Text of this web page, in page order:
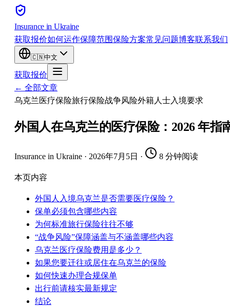
Insurance in Ukraine
获取报价如何运作保障范围保险方案常见问题博客联系我们
🇨🇳中文
获取报价
← 全部文章
乌克兰医疗保险旅行保险战争风险外籍人士入境要求
外国人在乌克兰的医疗保险：2026 年指
Insurance in Ukraine · 2026年7月5日 · 8 分钟阅读
本页内容
外国人入境乌克兰是否需要医疗保险？
保单必须包含哪些内容
为何标准旅行保险往往不够
“战争风险”保障涵盖与不涵盖哪些内容
乌克兰医疗保险费用是多少？
如果您要迁往或居住在乌克兰的保险
如何快速办理合规保单
出行前请核实最新规定
结论